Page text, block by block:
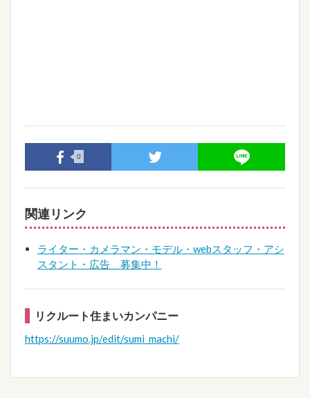
0
関連リンク
ライター・カメラマン・モデル・webスタッフ・アシ
スタント・広告 募集中！
リクルート住まいカンパニー
https://suumo.jp/edit/sumi_machi/